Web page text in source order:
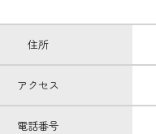
住所
アクセス
電話番号